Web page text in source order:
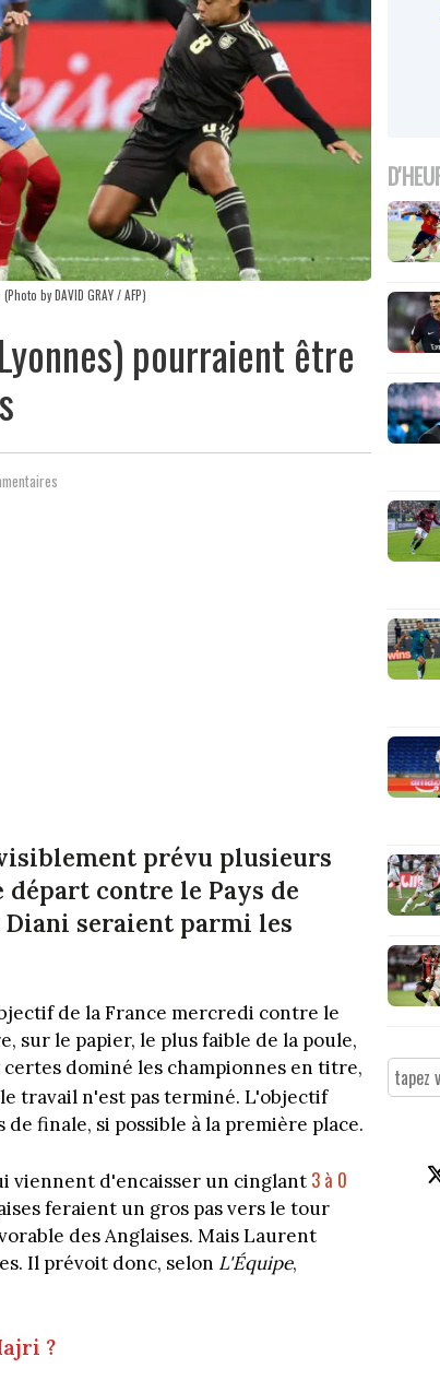
by DAVID GRAY / AFP)
pourraient être
prévu plusieurs
départ contre le Pays de
seraient parmi les
de la France mercredi contre le
sur le papier, le plus faible de la poule,
dominé les championnes en titre,
travail n'est pas terminé. L'objectif
finale, si possible à la première place.
viennent d'encaisser un cinglant 3 à 0
feraient un gros pas vers le tour
des Anglaises. Mais Laurent
Il prévoit donc, selon L'Équipe,
?